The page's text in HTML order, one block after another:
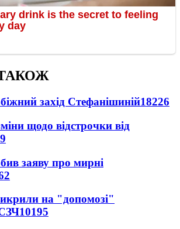
захід Стефанішиній18226
щодо відстрочки від
заяву про мирні
на "допомозі"
10195